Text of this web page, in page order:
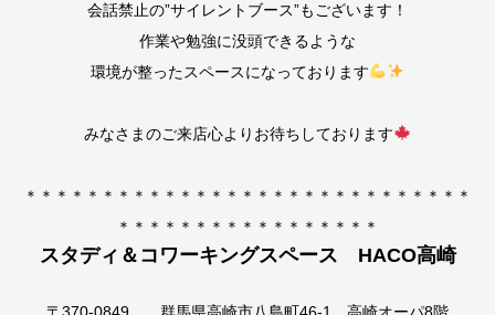
会話禁止の”サイレントブース”もございます！
作業や勉強に没頭できるような
環境が整ったスペースになっております
みなさまのご来店心よりお待ちしております
＊＊＊＊＊＊＊＊＊＊＊＊＊＊＊＊＊＊＊＊＊＊＊＊＊＊＊＊＊
＊＊＊＊＊＊＊＊＊＊＊＊＊＊＊＊＊
スタディ＆コワーキングスペース HACO高崎